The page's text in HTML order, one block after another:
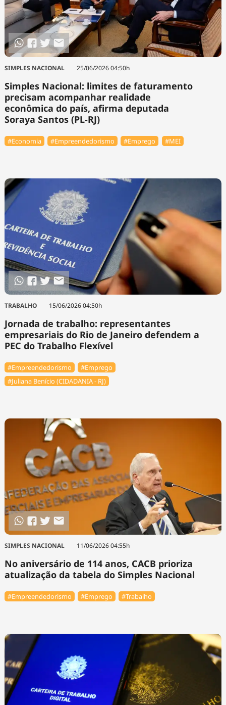
SIMPLES NACIONAL 25/06/2026 04:50h
Simples Nacional: limites de faturamento
precisam acompanhar realidade
econômica do país, afirma deputada
Soraya Santos (PL-RJ)
#Economia #Empreendedorismo #Emprego #MEI
TRABALHO 15/06/2026 04:50h
Jornada de trabalho: representantes
empresariais do Rio de Janeiro defendem a
PEC do Trabalho Flexível
#Empreendedorismo
#Emprego
#Juliana Benício (CIDADANIA - RJ)
SIMPLES NACIONAL 11/06/2026 04:55h
No aniversário de 114 anos, CACB prioriza
atualização da tabela do Simples Nacional
#Empreendedorismo #Emprego #Trabalho